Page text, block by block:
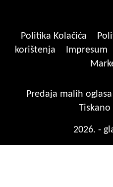
Politika Kolačića
korištenja
Impresum
Predaja malih
2026. -